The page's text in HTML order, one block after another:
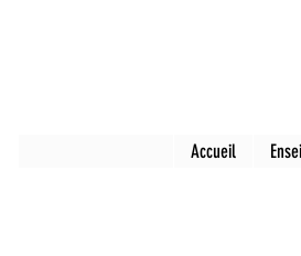
Accueil